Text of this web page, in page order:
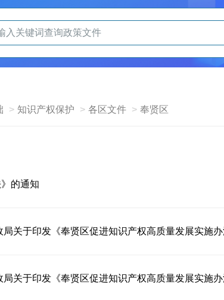
知识产权保护 各区文件 奉贤区
的通知
局关于印发《奉贤区促进知识产权高质量发展实施
局关于印发《奉贤区促进知识产权高质量发展实施